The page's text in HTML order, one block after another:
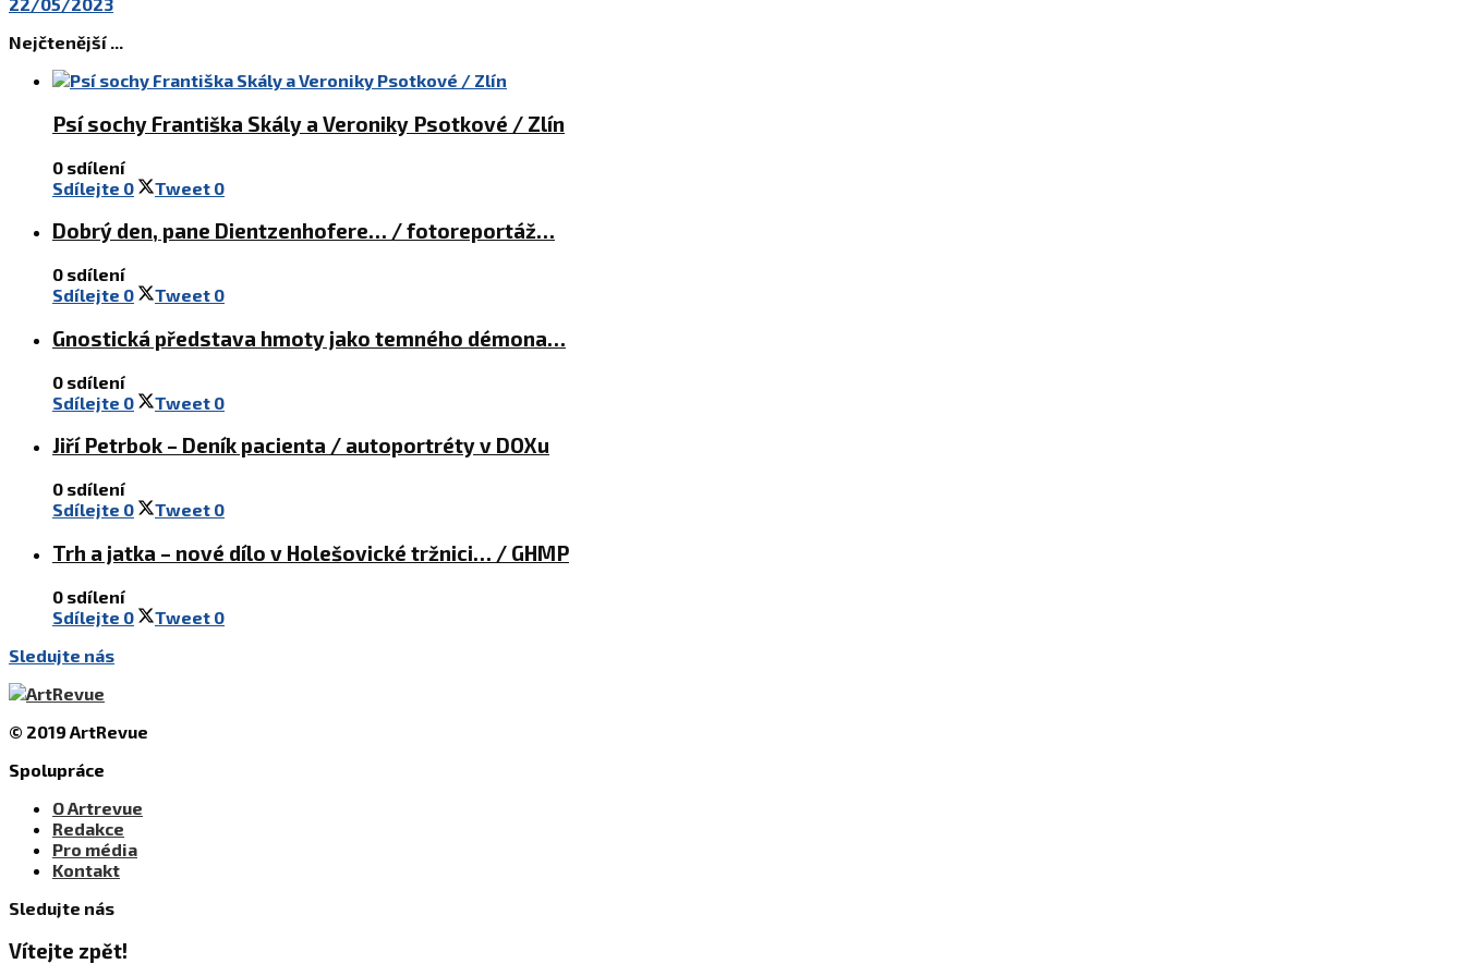
22/05/2023
Nejčtenější ...
Psí sochy Františka Skály a Veroniky Psotkové / Zlín
0 sdílení
Sdílejte 0 Tweet 0
Dobrý den, pane Dientzenhofere… / fotoreportáž…
0 sdílení
Sdílejte 0 Tweet 0
Gnostická představa hmoty jako temného démona…
0 sdílení
Sdílejte 0 Tweet 0
Jiří Petrbok – Deník pacienta / autoportréty v DOXu
0 sdílení
Sdílejte 0 Tweet 0
Trh a jatka – nové dílo v Holešovické tržnici… / GHMP
0 sdílení
Sdílejte 0 Tweet 0
Sledujte nás
© 2019 ArtRevue
Spolupráce
O Artrevue
Redakce
Pro média
Kontakt
Sledujte nás
Vítejte zpět!